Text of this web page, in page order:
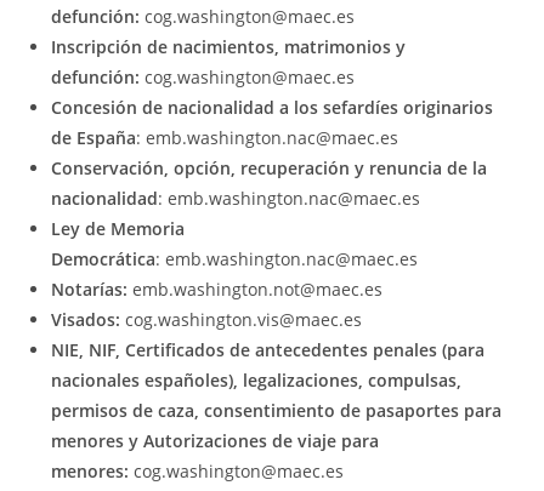
defunción: cog.washington@maec.es
Inscripción de nacimientos, matrimonios y
defunción: cog.washington@maec.es
Concesión de nacionalidad a los sefardíes originarios
de España: emb.washington.nac@maec.es
Conservación, opción, recuperación y renuncia de la
nacionalidad: emb.washington.nac@maec.es
Ley de Memoria
Democrática: emb.washington.nac@maec.es
Notarías: emb.washington.not@maec.es
Visados: cog.washington.vis@maec.es
NIE, NIF, Certificados de antecedentes penales (para
nacionales españoles), legalizaciones, compulsas,
permisos de caza, consentimiento de pasaportes para
menores y Autorizaciones de viaje para
menores: cog.washington@maec.es